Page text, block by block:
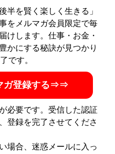
半を賢く楽しく生きる」
をメルマガ会員限定で毎
けします。仕事・お金・
かにする秘訣が見つかり
です。
ガ登録する⇒⇒
必要です。受信した認証
登録を完了させてくださ
場合、迷惑メールに入っ